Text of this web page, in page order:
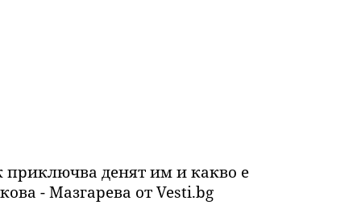
приключва денят им и какво е
- Мазгарева от Vesti.bg